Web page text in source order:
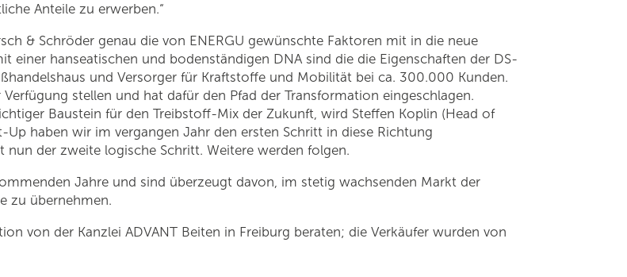
Anteile zu erwerben.“
& Schröder genau die von ENERGU gewünschte Faktoren mit in die neue
einer hanseatischen und bodenständigen DNA sind die die Eigenschaften der DS-
und Versorger für Kraftstoffe und Mobilität bei ca. 300.000 Kunden.
stellen und hat dafür den Pfad der Transformation eingeschlagen.
Baustein für den Treibstoff-Mix der Zukunft, wird Steffen Koplin (Head of
Up haben wir im vergangen Jahr den ersten Schritt in diese Richtung
der zweite logische Schritt. Weitere werden folgen.
Jahre und sind überzeugt davon, im stetig wachsenden Markt der
zu übernehmen.
von der Kanzlei ADVANT Beiten in Freiburg beraten; die Verkäufer wurden von